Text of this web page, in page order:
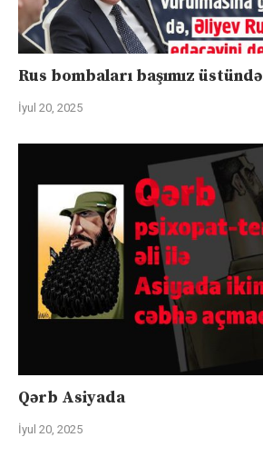
Rus bombaları başımız üstündə
İyul 20, 2025
Qərb Asiyada
İyul 20, 2025